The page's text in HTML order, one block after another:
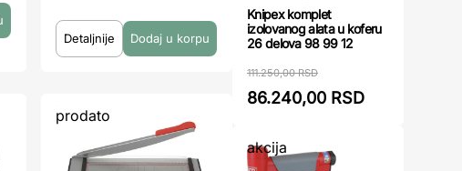
Detaljnije
prodato
Knipex komplet
izolovanog alata u koferu
26 delova 98 99 12
111.250,00 RSD
86.240,00 RSD
akcija